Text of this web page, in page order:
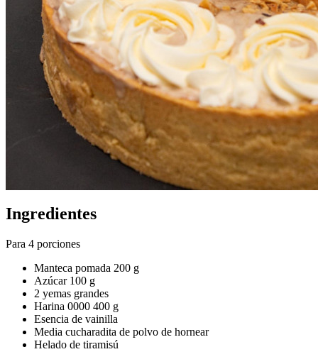
Ingredientes
Para 4 porciones
Manteca pomada 200 g
Azúcar 100 g
2 yemas grandes
Harina 0000 400 g
Esencia de vainilla
Media cucharadita de polvo de hornear
Helado de tiramisú